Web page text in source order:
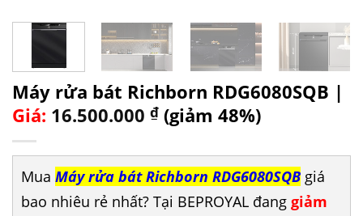
Máy rửa bát Richborn RDG6080SQB |
Giá: 16.500.000 ₫ (giảm 48%)
Mua Máy rửa bát Richborn RDG6080SQB giá
bao nhiêu rẻ nhất? Tại BEPROYAL đang giảm